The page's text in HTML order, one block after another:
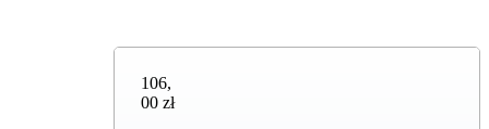
106,00 zł
106,
00 zł